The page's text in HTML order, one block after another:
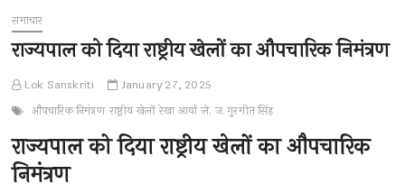
समाचार
राज्यपाल को दिया राष्ट्रीय खेलों का औपचारिक निमंत्रण
Lok Sanskriti
January 27, 2025
औपचारिक निमंत्रण राष्ट्रीय खेलों रेखा आर्या ले. ज. गुरमीत सिंह
राज्यपाल को दिया राष्ट्रीय खेलों का औपचारिक
निमंत्रण